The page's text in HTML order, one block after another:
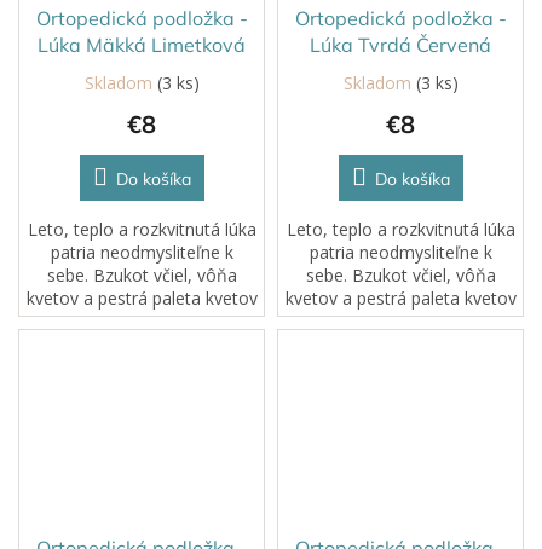
Ortopedická podložka -
Lúka Mäkká Limetková
Skladom (3 ks)
€8
Do košíka
Leto, teplo a rozkvitnutá lúka
patria neodmysliteľne k
sebe. Bzukot včiel, vôňa
kvetov a pestrá paleta kvetov
láka na prechádzku! Prší a je
Ortopedická podložka -
Lúka Tvrdá Červená
Skladom (3 ks)
€8
Do košíka
Leto, teplo a rozkvitnutá lúka
patria neodmysliteľne k
sebe. Bzukot včiel, vôňa
kvetov a pestrá paleta kvetov
láka na prechádzku! Prší a je